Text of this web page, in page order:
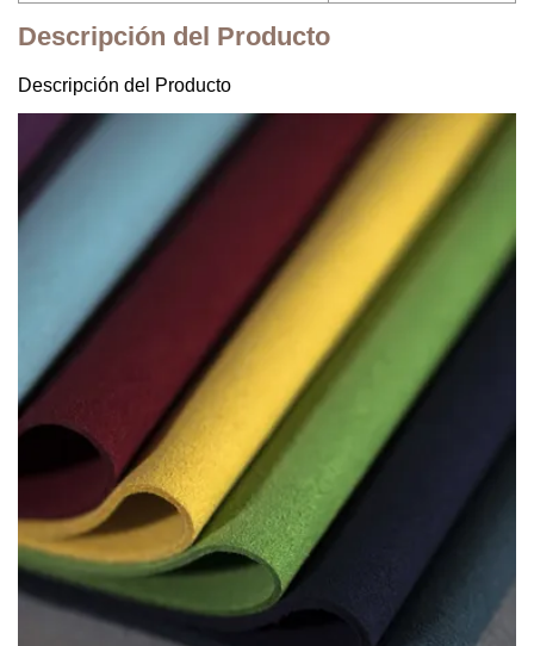
Descripción del Producto
Descripción del Producto